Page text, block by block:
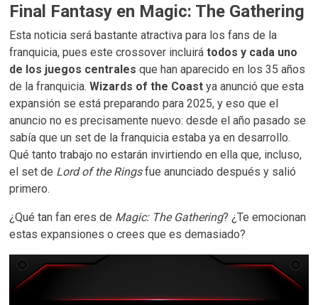
Final Fantasy en Magic: The Gathering
Esta noticia será bastante atractiva para los fans de la
franquicia, pues este crossover incluirátodos y cada uno
de los juegos centrales que han aparecido en los 35 años
de la franquicia.Wizards of the Coast ya anunció que esta
expansión se está preparando para 2025, y eso que el
anuncio no es precisamente nuevo: desde el año pasado se
sabía que un set de la franquicia estaba ya en desarrollo.
Qué tanto trabajo no estarán invirtiendo en ella que, incluso,
el set de Lord of the Ringsfue anunciado después y salió
primero.
¿Qué tan fan eres de Magic: The Gathering? ¿Te emocionan
estas expansiones o crees que es demasiado?